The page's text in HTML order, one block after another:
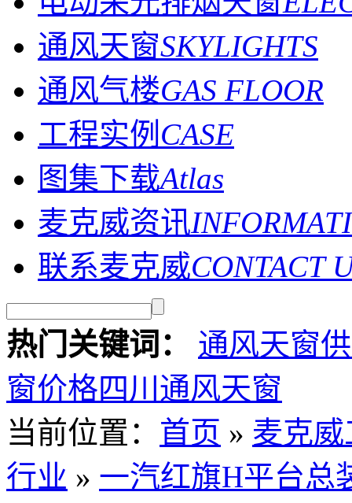
通风天窗SKYLIGHTS
通风气楼GAS FLOOR
工程实例 CASE
图集下载Atlas
麦克威资讯
联系麦克威CONTACT
热门关键词：
通风天窗
窗价格四川通风天窗
当前位置 ： 首页 » 麦克
行业 » 一汽红旗H平台总